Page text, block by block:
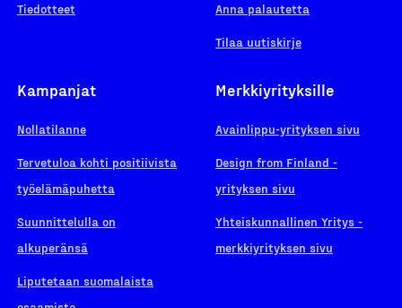
Tiedotteet Anna palautetta
Tilaa uutiskirje
Kampanjat
Nollatilanne
Tervetuloa kohti positiivista
työelämäpuhetta
Suunnittelulla on
alkuperänsä
Liputetaan suomalaista
Merkkiyrityksille
Avainlippu-yrityksen sivu
Design from Finland -
yrityksen sivu
Yhteiskunnallinen Yritys -
merkkiyrityksen sivu